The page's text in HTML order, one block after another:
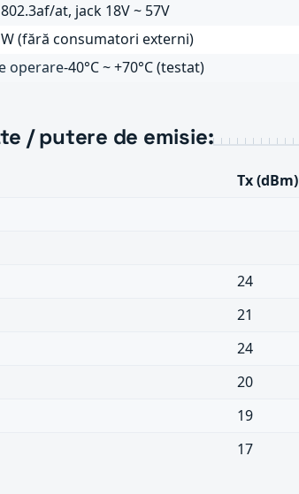
at, jack 18V ~ 57V
(fără consumatori externi)
operare-40°C ~ +70°C (testat)
/ putere de emisie:
Tx (dBm)
24
21
24
20
19
17